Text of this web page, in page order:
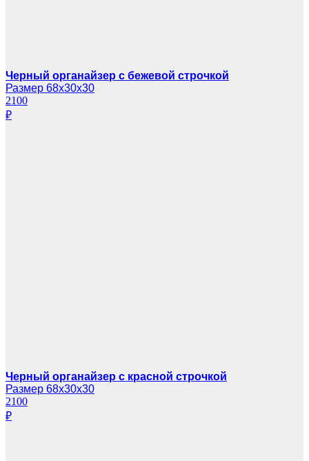
Черный органайзер с бежевой строчкой
Размер 68х30х30
2100
₽
Черный органайзер с красной строчкой
Размер 68х30х30
2100
₽